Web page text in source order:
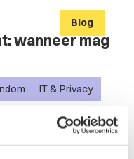
wanneer mag
IT & Privacy
Blog